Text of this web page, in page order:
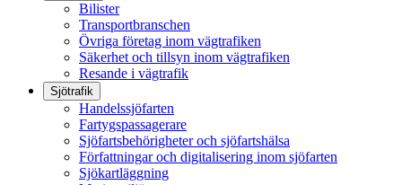
Bilister
Transportbranschen
Övriga företag inom vägtrafiken
Säkerhet och tillsyn inom vägtrafiken
Resande i vägtrafik
Sjötrafik
Handelssjöfarten
Fartygspassagerare
Sjöfartsbehörigheter och sjöfartshälsa
Författningar och digitalisering inom sjöfarten
Sjökartläggning